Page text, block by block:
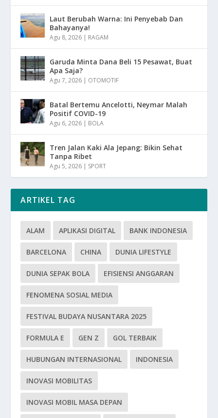
Laut Berubah Warna: Ini Penyebab Dan
Bahayanya!
Agu 8, 2026 | RAGAM
Garuda Minta Dana Beli 15 Pesawat, Buat
Apa Saja?
Agu 7, 2026 | OTOMOTIF
Batal Bertemu Ancelotti, Neymar Malah
Positif COVID-19
Agu 6, 2026 | BOLA
Tren Jalan Kaki Ala Jepang: Bikin Sehat
Tanpa Ribet
Agu 5, 2026 | SPORT
ARTIKEL TAG
ALAM APLIKASI DIGITAL BANK INDONESIA
BARCELONA CHINA DUNIA LIFESTYLE
DUNIA SEPAK BOLA EFISIENSI ANGGARAN
FENOMENA SOSIAL MEDIA
FESTIVAL BUDAYA NUSANTARA 2025
FORMULA E GEN Z GOL TERBAIK
HUBUNGAN INTERNASIONAL INDONESIA
INOVASI MOBILITAS
INOVASI MOBIL MASA DEPAN